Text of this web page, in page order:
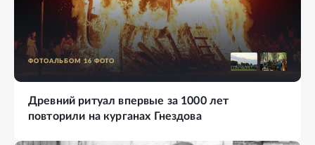
ФОТОАЛЬБОМ 16ФОТО
Древний ритуал впервые за 1000 лет
повторили на курганах Гнездова